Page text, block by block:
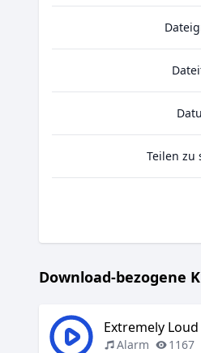
Teilen zu
Download-bezogene
Extremely Loud
Alarm 1167